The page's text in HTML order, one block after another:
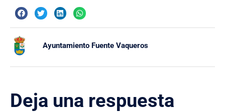
Ayuntamiento Fuente Vaqueros
Deja una respuesta